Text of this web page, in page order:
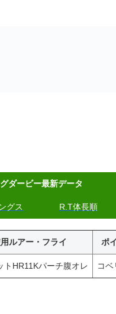
ダービー最新データ
グス R.T体長順
ルアー・フライ ポ
トHR11Kパーチ腹オレ コ